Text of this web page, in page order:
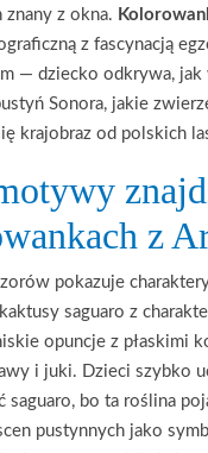
z okna.
z fascynacją
— dziecko odkrywa, jak
Sonora, jakie
krajobraz od polskich
z
pokazuje
saguaro z
opuncje z płaskimi
i juki. Dzieci szybko
saguaro, bo ta roślina
pustynnych jako